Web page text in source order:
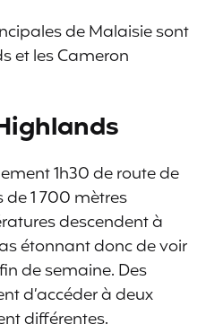
de Malaisie sont
et les Cameron
1h30 de route de
1 700 mètres
descendent à
étonnant donc de voir
de semaine. Des
d’accéder à deux
différentes.